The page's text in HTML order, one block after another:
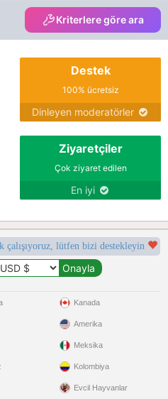
Kriterlere göre ara
Destek
100% ücretsiz
Dinleyen moderatörler
Ziyaretçiler
Çok ziyaret edilen
En iyi
lütfen bizi destekleyin
Kanada
Amerika
Meksika
Kolombiya
Evcil Hayvanlar